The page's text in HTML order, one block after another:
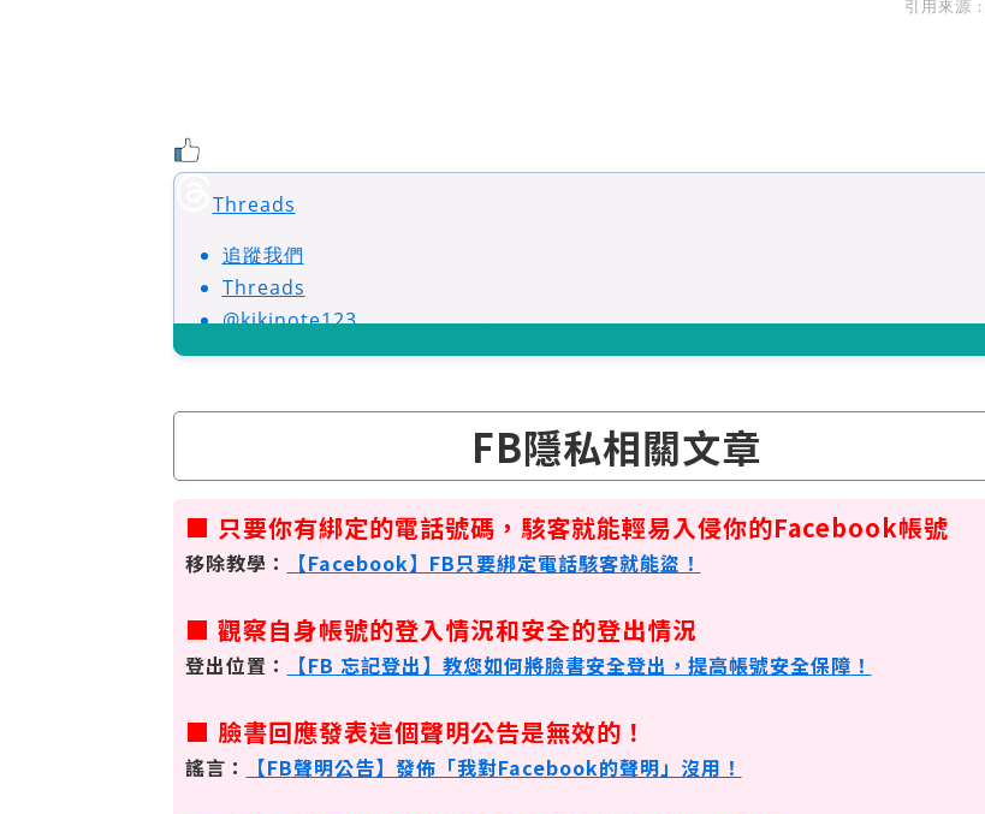
引用來源：
Threads
追蹤我們
Threads
@kikinote123
FB隱私相關文章
■ 只要你有綁定的電話號碼，駭客就能輕易入侵你的Facebook帳號
移除教學： 【Facebook】FB只要綁定電話駭客就能盜！
■ 觀察自身帳號的登入情況和安全的登出情況
登出位置： 【FB 忘記登出】教您如何將臉書安全登出，提高帳號安全保障！
■ 臉書回應發表這個聲明公告是無效的！
謠言： 【FB聲明公告】發佈「我對Facebook的聲明」沒用！